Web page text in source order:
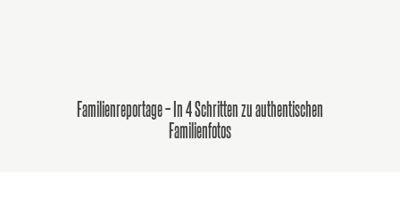
Familienreportage – In 4 Schritten zu authentischen
Familienfotos